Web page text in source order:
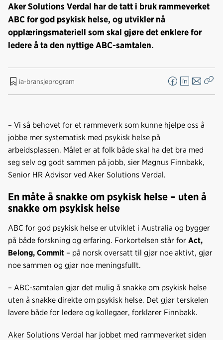
Aker Solutions Verdal har de tatt i bruk rammeverket
ABC for god psykisk helse, og utvikler nå
opplæringsmateriell som skal gjøre det enklere for
ledere å ta den nyttige ABC-samtalen.
ia-bransjeprogram
F
a
e
o
L
i
k
d
E
-
o
t
– Vi så behovet for et rammeverk som kunne hjelpe oss å
jobbe mer systematisk med psykisk helse på
arbeidsplassen. Målet er at folk både skal ha det bra med
seg selv og godt sammen på jobb, sier Magnus Finnbakk,
Senior HR Advisor ved Aker Solutions Verdal.
En måte å snakke om psykisk helse – uten å
snakke om psykisk helse
ABC for god psykisk helse er utviklet i Australia og bygger
på både forskning og erfaring. Forkortelsen står for Act,
Belong, Commit – på norsk oversatt til gjør noe aktivt, gjør
noe sammen og gjør noe meningsfullt.
– ABC-samtalen gjør det mulig å snakke om psykisk helse
uten å snakke direkte om psykisk helse. Det gjør terskelen
lavere både for ledere og kollegaer, forklarer Finnbakk.
Aker Solutions Verdal har jobbet med rammeverket siden